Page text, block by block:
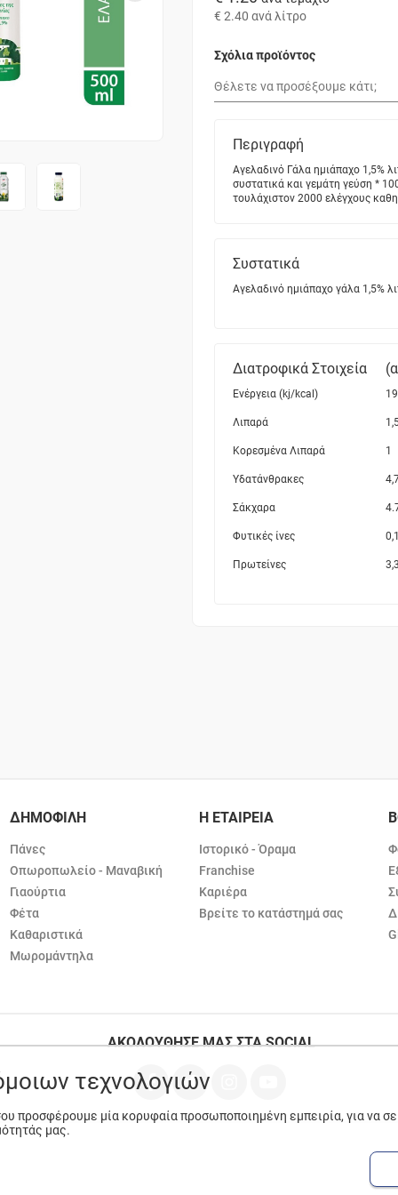
€ 2.40 ανά λίτρο
Σχόλια προϊόντος
Περιγραφή
Αγελαδινό Γάλα ημιάπαχο 1,5%
συστατικά και γεμάτη γεύση *
τουλάχιστον 2000 ελέγχους
Συστατικά
Αγελαδινό ημιάπαχο γάλα 1,5%
Διατροφικά Στοιχεία
Ενέργεια (kj/kcal)
Λιπαρά
Κορεσμένα Λιπαρά 1
Υδατάνθρακες
Σάκχαρα
Φυτικές ίνες
Πρωτείνες 3,3
ΔΗΜΟΦΙΛΗ
Πάνες
Οπωροπωλείο - Μαναβική
Γιαούρτια
Φέτα
Καθαριστικά
Μωρομάντηλα
Η ΕΤΑΙΡΕΙΑ
Ιστορικό - Όραμα
Franchise
Καριέρα
Βρείτε το κατάστημά σας
ΑΚΟΛΟΥΘΗΣΕ ΜΑΣ ΣΤΑ SOCIAL
τεχνολογιών
προσφέρουμε μία κορυφαία προσωποποιημένη εμπειρία, για να
μας.